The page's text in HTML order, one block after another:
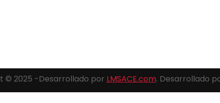
© 2025 -Desarrollado por LMSACE.com. Desarrollado